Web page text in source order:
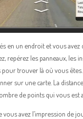
en un endroit et vous
repérez les panneaux, les
pour trouver là où vous
sur une carte. La
de points qui vous est
vous avez l’impression de